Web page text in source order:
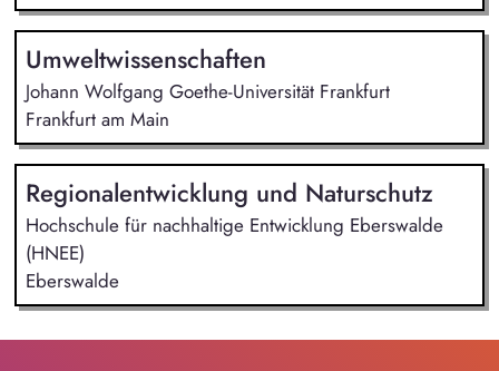
Umweltwissenschaften
Johann Wolfgang Goethe-Universität Frankfurt
Frankfurt am Main
Regionalentwicklung und Naturschutz
Hochschule für nachhaltige Entwicklung Eberswalde
(HNEE)
Eberswalde